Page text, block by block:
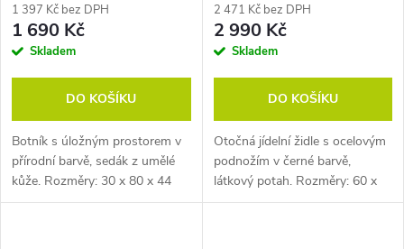
1 397 Kč bez DPH
1 690 Kč
Skladem
DO KOŠÍKU
Botník s úložným prostorem v
přírodní barvě, sedák z umělé
kůže. Rozměry: 30 x 80 x 44
cm (h x š x v).
2 471 Kč bez DPH
2 990 Kč
Skladem
DO KOŠÍKU
Otočná jídelní židle s ocelovým
podnožím v černé barvě,
látkový potah. Rozměry: 60 x
60 x 82 cm (h x š x v). Pozn.